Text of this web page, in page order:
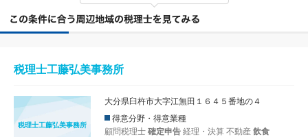
税理士工藤弘美事務所
税理士工藤弘美事務所
大分県臼杵市大字江無田１６４５番地の４
得意分野・得意業種
顧問税理士 確定申告 経理・決算 不動産 飲食